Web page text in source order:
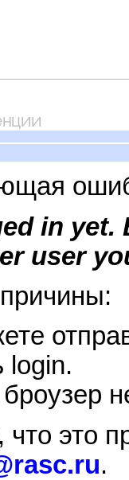
in
user
login.
что это
.